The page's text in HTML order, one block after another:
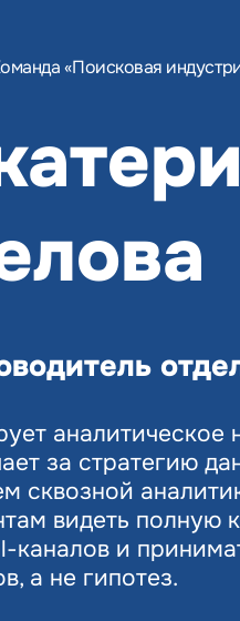
прототипов
у блогеров
аналитика
«Поисковая
аналитическое
за стратегию
сквозной
видеть полную
каналов и
а не гипотез.